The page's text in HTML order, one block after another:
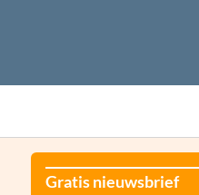
Gratis nieuwsbrief